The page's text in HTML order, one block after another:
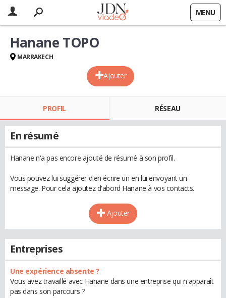
MENU
Ajouter
Hanane TOPO
MARRAKECH
PROFIL RÉSEAU
En résumé
Hanane n'a pas encore ajouté de résumé à son profil.
Vous pouvez lui suggérer d'en écrire un en lui envoyant un
message. Pour cela ajoutez d'abord Hanane à vos contacts.
Ajouter
Entreprises
Une expérience absente ?
Vous avez travaillé avec Hanane dans une entreprise qui n'apparaît
pas dans son parcours ?